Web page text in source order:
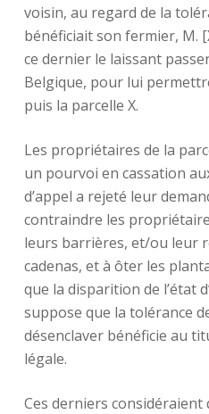
voisin, au regard de la
bénéficiait son fermier, M.
ce dernier le laissant
Belgique, pour lui
puis la parcelle X.
Les propriétaires de la
un pourvoi en cassation
d’appel a rejeté leur
contraindre les
leurs barrières, et/ou leur
cadenas, et à ôter les
que la disparition de l’état
suppose que la tolérance
désenclaver bénéficie au
légale.
Ces derniers considéraient